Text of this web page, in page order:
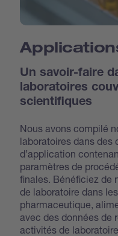
Un savoir-faire
laboratoires
scientifiques
Nous avons compilé
laboratoires dans des
d’application
paramètres de
finales. Bénéficiez de
de laboratoire dans
pharmaceutique,
avec des données de
activités de